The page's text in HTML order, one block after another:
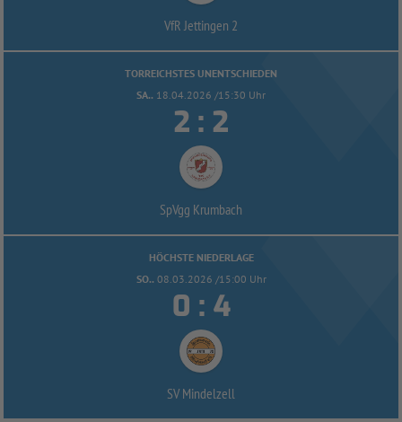
VfR Jettingen 2
TORREICHSTES UNENTSCHIEDEN
SA.. 18.04.2026 /15:30 Uhr
 : 
SpVgg Krumbach
HÖCHSTE NIEDERLAGE
SO.. 08.03.2026 /15:00 Uhr
 : 
SV Mindelzell